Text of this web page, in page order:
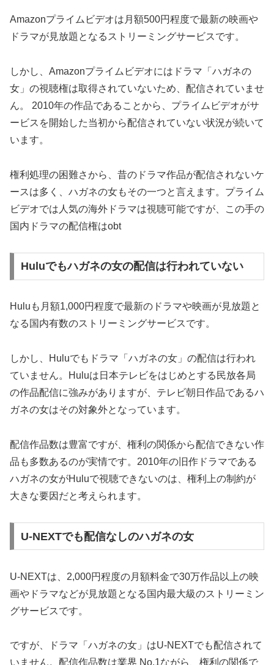
Amazonプライムビデオは月額500円程度で最新の映画や
ドラマが見放題となるストリーミングサービスです。
しかし、Amazonプライムビデオにはドラマ「ハガネの
女」の視聴権は取得されていないため、配信されていませ
ん。 2010年の作品であることから、プライムビデオがサ
ービスを開始した当初から配信されていない状況が続いて
います。
権利処理の困難さから、昔のドラマ作品が配信されないケ
ースは多く、ハガネの女もその一つと言えます。プライム
ビデオでは人気の海外ドラマは視聴可能ですが、この手の
国内ドラマの配信権はobt
Huluでもハガネの女の配信は行われていない
Huluも月額1,000円程度で最新のドラマや映画が見放題と
なる国内有数のストリーミングサービスです。
しかし、Huluでもドラマ「ハガネの女」の配信は行われ
ていません。Huluは日本テレビをはじめとする民放各局
の作品配信に強みがありますが、テレビ朝日作品であるハ
ガネの女はその対象外となっています。
配信作品数は豊富ですが、権利の関係から配信できない作
品も多数あるのが実情です。2010年の旧作ドラマである
ハガネの女がHuluで視聴できないのは、権利上の制約が
大きな要因だと考えられます。
U-NEXTでも配信なしのハガネの女
U-NEXTは、2,000円程度の月額料金で30万作品以上の映
画やドラマなどが見放題となる国内最大級のストリーミン
グサービスです。
ですが、ドラマ「ハガネの女」はU-NEXTでも配信されて
いません。配信作品数は業界 No.1ながら、権利の関係で